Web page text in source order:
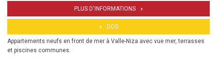
PLUS D'INFORMATIONS
DOS
Appartements neufs en front de mer à Valle-Niza avec vue mer, terrasses
et piscines communes.